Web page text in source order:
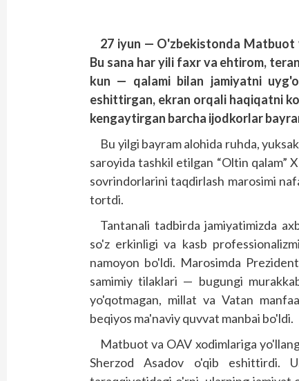
27 iyun — O'zbekistonda
Bu sana har yili faxr va ehtirom,
kun — qalami bilan jamiyatni
eshittirgan, ekran orqali haqiqatni
kengaytirgan barcha ijodkorlar
Bu yilgi bayram alohida ruhda,
saroyida tashkil etilgan “Oltin qalam”
sovrindorlarini taqdirlash marosimi
tortdi.
Tantanali tadbirda jamiyatimizda
so'z erkinligi va kasb
namoyon bo'ldi. Marosimda
samimiy tilaklari — bugungi
yo'qotmagan, millat va Vatan
beqiyos ma'naviy quvvat manbai bo'ldi.
Matbuot va OAV xodimlariga
Sherzod Asadov o'qib eshittirdi.